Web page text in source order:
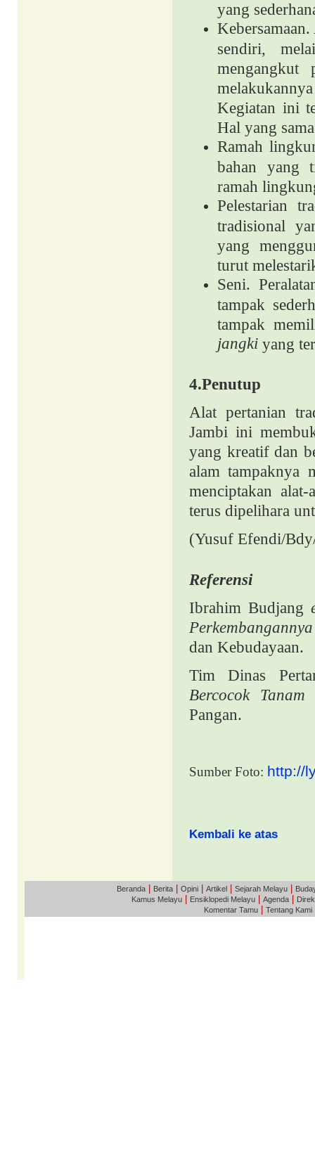
yang
sendiri,
mengangkut
Kegiatan ini
Hal yang
Ramah
bahan yang
ramah
Pelestarian
tradisional
yang
turut
Seni.
tampak
tampak
jangki yang
4.Penutup
Alat pertanian
Jambi ini
yang kreatif dan
alam tampaknya
menciptakan
terus dipelihara
(Yusuf Efendi/
Referensi
Ibrahim Budjang
dan Kebudayaan.
Tim Dinas
Bercocok
Pangan.
Sumber Foto: http://
Kembali ke atas
Beranda Berita Opini Artikel Sejarah Melayu
Kamus Melayu
Ensiklopedi Melayu Agenda
Komentar Tamu
Tentang Kami